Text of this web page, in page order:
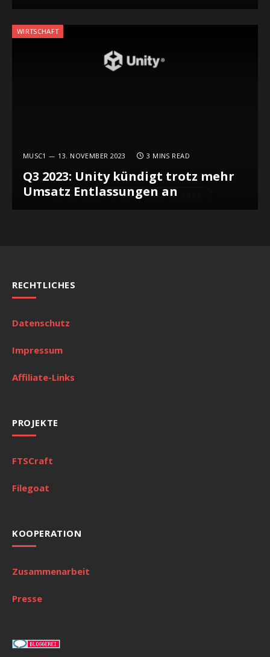
WIRTSCHAFT
MUSC1 13. NOVEMBER 2023 3 MINS READ
Q3 2023: Unity kündigt trotz mehr
Umsatz Entlassungen an
RECHTLICHES
Datenschutz
Impressum
Affiliate-Links
PROJEKTE
FTSCraft
Filegoat
KOOPERATION
Zusammenarbeit
Presse